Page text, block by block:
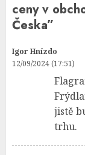
ceny v
Česka”
Igor Hnízdo
12/09/2024 (17:51)
jistě
trhu.